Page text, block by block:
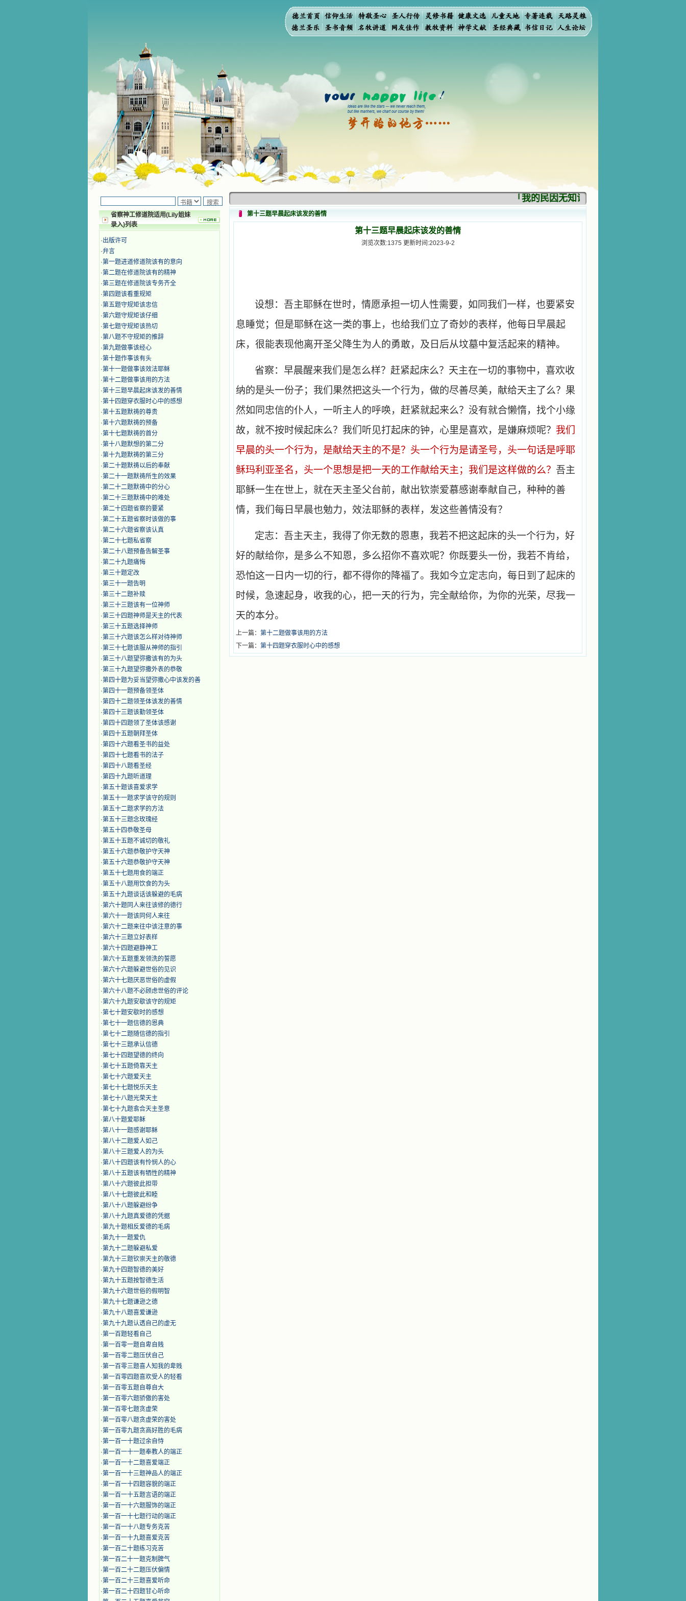
省察神工修道院适用(Lily姐妹
录入)列表
·出版许可
·弁言
·第一题进道修道院该有的意向
·第二题在修道院该有的精神
·第三题在修道院该专务齐全
·第四题该看重规矩
·第五题守规矩该忠信
·第六题守规矩该仔细
·第七题守规矩该热切
·第八题不守规矩的推辞
·第九题做事该经心
·第十题作事该有头
·第十一题做事该效法耶稣
·第十二题做事该用的方法
·第十三题早晨起床该发的善情
·第十四题穿衣服时心中的感想
·第十五题默祷的尊贵
·第十六题默祷的预备
·第十七题默祷的首分
·第十八题默想的第二分
·第十九题默祷的第三分
·第二十题默祷以后的奉献
·第二十一题默祷所生的效果
·第二十二题默祷中的分心
·第二十三题默祷中的难处
·第二十四题省察的要紧
·第二十五题省察时该做的事
·第二十六题省察该认真
·第二十七题私省察
·第二十八题预备告解圣事
·第二十九题痛悔
·第三十题定改
·第三十一题告明
·第三十二题补赎
·第三十三题该有一位神师
·第三十四题神师是天主的代表
·第三十五题选择神师
·第三十六题该怎么样对待神师
·第三十七题该服从神师的指引
·第三十八题望弥撒该有的为头
·第三十九题望弥撒外表的恭敬
·第四十题为妥当望弥撒心中该发的善
·第四十一题预备领圣体
·第四十二题领圣体该发的善情
·第四十三题该勤领圣体
·第四十四题领了圣体该感谢
·第四十五题朝拜圣体
·第四十六题看圣书的益处
·第四十七题看书的法子
·第四十八题看圣经
·第四十九题听道理
·第五十题该喜爱求学
·第五十一题求学该守的规则
·第五十二题求学的方法
·第五十三题念玫瑰经
·第五十四恭敬圣母
·第五十五题不诚切的敬礼
·第五十六题恭敬护守天神
·第五十六题恭敬护守天神
·第五十七题用食的端正
·第五十八题用饮食的为头
·第五十九题谈话该躲避的毛病
·第六十题同人来往该修的德行
·第六十一题该同何人来往
·第六十二题来往中该注意的事
·第六十三题立好表样
·第六十四题避静神工
·第六十五题重发领洗的誓愿
·第六十六题躲避世俗的见识
·第六十七题厌恶世俗的虚假
·第六十八题不必顾虑世俗的评论
·第六十九题安歇该守的规矩
·第七十题安歇时的感想
·第七十一题信德的恩典
·第七十二题随信德的指引
·第七十三题承认信德
·第七十四题望德的终向
·第七十五题倚靠天主
·第七十六题爱天主
·第七十七题悦乐天主
·第七十八题光荣天主
·第七十九题翕合天主圣意
·第八十题爱耶稣
·第八十一题感谢耶稣
·第八十二题爱人如己
·第八十三题爱人的为头
·第八十四题该有怜悯人的心
·第八十五题该有牺性的精神
·第八十六题彼此担带
·第八十七题彼此和睦
·第八十八题躲避纷争
·第八十九题真爱德的凭据
·第九十题相反爱德的毛病
·第九十一题爱仇
·第九十二题躲避私爱
·第九十三题钦崇天主的敬德
·第九十四题智德的美好
·第九十五题按智德生活
·第九十六题世俗的假明智
·第九十七题谦逊之德
·第九十八题喜爱谦逊
·第九十九题认透自己的虚无
·第一百题轻看自己
·第一百零一题自卑自贱
·第一百零二题压伏自己
·第一百零三题喜人知我的卑贱
·第一百零四题喜欢受人的轻看
·第一百零五题自尊自大
·第一百零六题骄傲的害处
·第一百零七题贪虚荣
·第一百零八题贪虚荣的害处
·第一百零九题贪高好胜的毛病
·第一百一十题过余自恃
·第一百一十一题奉教人的端正
·第一百一十二题喜爱端正
·第一百一十三题神品人的端正
·第一百一十四题容貌的端正
·第一百一十五题言语的端正
·第一百一十六题服饰的端正
·第一百一十七题行动的端正
·第一百一十八题专务克苦
·第一百一十九题喜爱克苦
·第一百二十题练习克苦
·第一百二十一题克制脾气
·第一百二十二题压伏偏情
·第一百二十三题喜爱听命
·第一百二十四题甘心听命
「我的民因无知识而灭亡。你弃掉知识，我
第十三题早晨起床该发的善情
第十三题早晨起床该发的善情
浏览次数:1375 更新时间:2023-9-2
设想：吾主耶稣在世时，情愿承担一切人性需要，如同我们一样，也要紧安
息睡觉；但是耶稣在这一类的事上，也给我们立了奇妙的表样，他每日早晨起
床，很能表现他离开圣父降生为人的勇敢，及日后从坟墓中复活起来的精神。
省察：早晨醒来我们是怎么样？赶紧起床么？天主在一切的事物中，喜欢收
纳的是头一份子；我们果然把这头一个行为，做的尽善尽美，献给天主了么？果
然如同忠信的仆人，一听主人的呼唤，赶紧就起来么？没有就合懒惰，找个小缘
故，就不按时候起床么？我们听见打起床的钟，心里是喜欢，是嫌麻烦呢？ 我们
早晨的头一个行为，是献给天主的不是？头一个行为是请圣号，头一句话是呼耶
稣玛利亚圣名，头一个思想是把一天的工作献给天主；我们是这样做的么？ 吾主
耶稣一生在世上，就在天主圣父台前，献出钦崇爱慕感谢奉献自己，种种的善
情，我们每日早晨也勉力，效法耶稣的表样，发这些善情没有？
定志：吾主天主，我得了你无数的恩惠，我若不把这起床的头一个行为，好
好的献给你，是多么不知恩，多么招你不喜欢呢？你既要头一份，我若不肯给，
恐怕这一日内一切的行，都不得你的降福了。我如今立定志向，每日到了起床的
时候，急速起身，收我的心，把一天的行为，完全献给你，为你的光荣，尽我一
天的本分。
上一篇： 第十二题做事该用的方法
下一篇： 第十四题穿衣服时心中的感想